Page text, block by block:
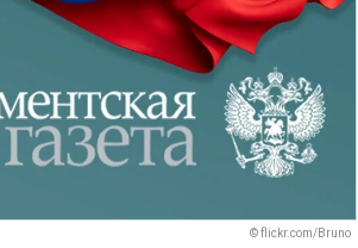
© flickr.com/Bruno